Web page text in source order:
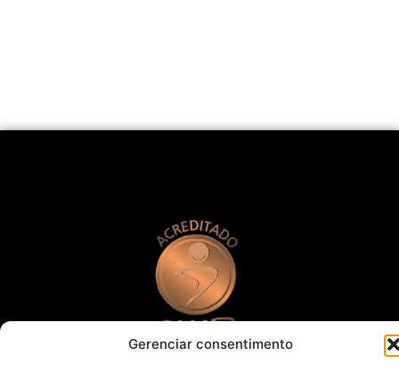
Gerenciar consentimento